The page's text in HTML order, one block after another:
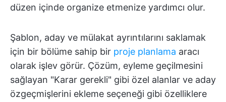
düzen içinde organize etmenize yardımcı olur.
Şablon, aday ve mülakat ayrıntılarını saklamak
için bir bölüme sahip bir proje planlama aracı
olarak işlev görür. Çözüm, eyleme geçilmesini
sağlayan "Karar gerekli" gibi özel alanlar ve aday
özgeçmişlerini ekleme seçeneği gibi özelliklere